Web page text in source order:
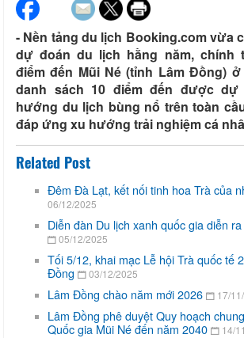
- Nền tảng du lịch Booking.com vừa
dự đoán du lịch hằng năm, chính
điểm đến Mũi Né (tỉnh Lâm Đồng)
danh sách 10 điểm đến được
hướng du lịch bùng nổ trên toàn
đáp ứng xu hướng trải nghiệm cá
Related Post
Đêm Đà Lạt, kết nối tinh hoa Trà của
06/12/2025
Diễn đàn Du lịch xanh quốc gia diễn
05/12/2025
Tối 5/12, khai mạc Lễ hội Trà quốc tế
Đồng
03/12/2025
Lâm Đồng chào năm mới 2026 17/
Lâm Đồng phê duyệt Quy hoạch
Quốc gia Mũi Né đến năm 2040
14/